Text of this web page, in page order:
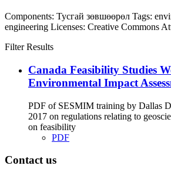
Components: Тусгай зөвшөөрөл Tags:
engineering Licenses: Creative Commons
Filter Results
Canada Feasibility Studies
Environmental Impact
PDF of SESMIM training by Dallas
2017 on regulations relating to
on feasibility
PDF
Contact us